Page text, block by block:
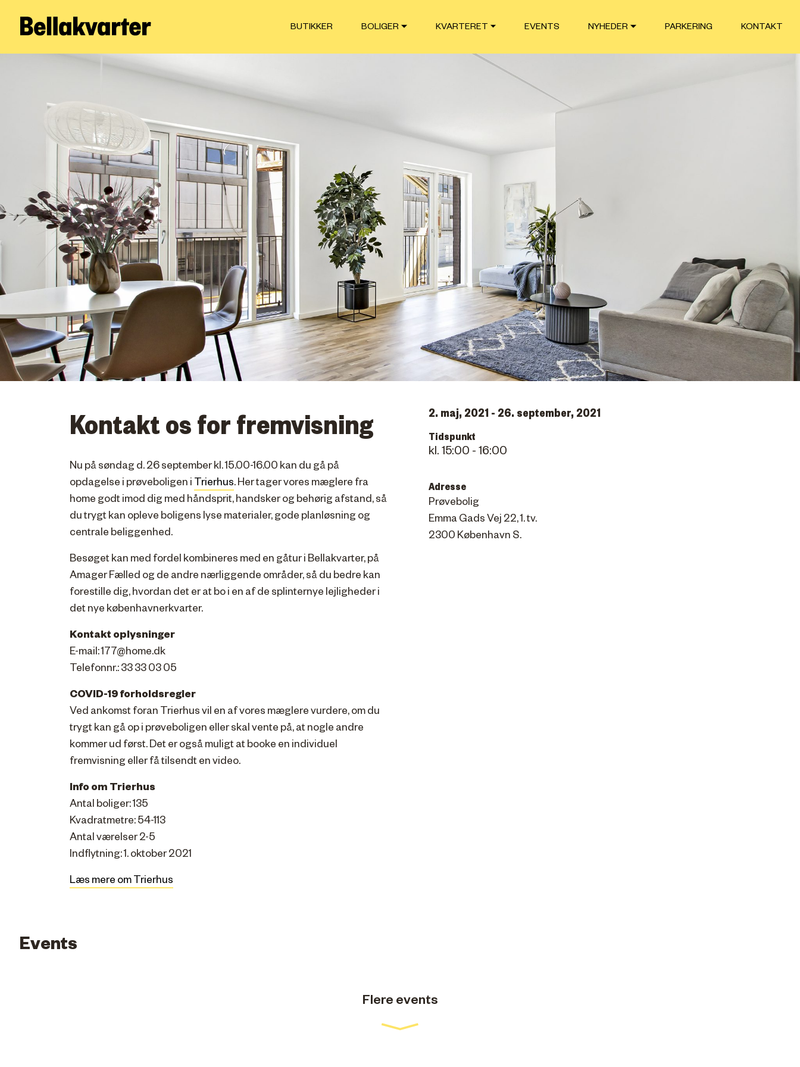
BUTIKKER BOLIGER KVARTERET EVENTS NYHEDER PARKERING KONTAKT
Kontakt os for fremvisning
Nu på søndag d. 26 september kl. 15.00-16.00 kan du gå på
opdagelse i prøveboligen i Trierhus. Her tager vores mæglere fra
home godt imod dig med håndsprit, handsker og behørig afstand, så
du trygt kan opleve boligens lyse materialer, gode planløsning og
centrale beliggenhed.
Besøget kan med fordel kombineres med en gåtur i Bellakvarter, på
Amager Fælled og de andre nærliggende områder, så du bedre kan
forestille dig, hvordan det er at bo i en af de splinternye lejligheder i
det nye københavnerkvarter.
Kontakt oplysninger
E-mail: 177@home.dk
Telefonnr.: 33 33 03 05
COVID-19 forholdsregler
Ved ankomst foran Trierhus vil en af vores mæglere vurdere, om du
trygt kan gå op i prøveboligen eller skal vente på, at nogle andre
kommer ud først. Det er også muligt at booke en individuel
fremvisning eller få tilsendt en video.
Info om Trierhus
Antal boliger: 135
Kvadratmetre: 54-113
Antal værelser 2-5
Indflytning: 1. oktober 2021
Læs mere om Trierhus
2. maj, 2021 - 26. september, 2021
Tidspunkt
15:00 - 16:00
Adresse
Prøvebolig
Emma Gads Vej 22, 1. tv.
2300 København S.
Events
Flere events